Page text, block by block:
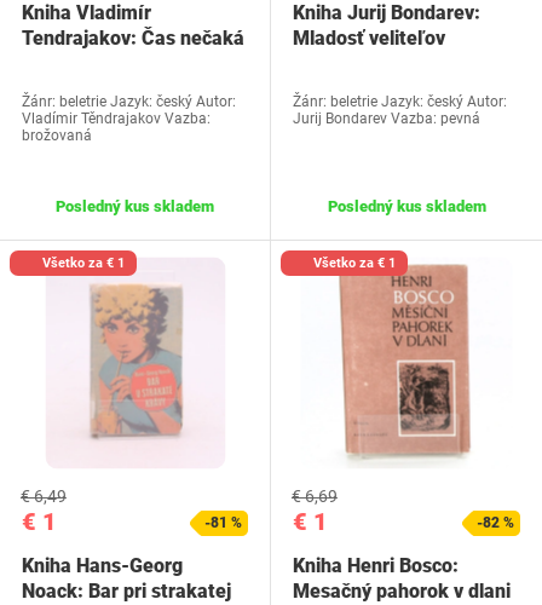
Kniha Vladimír
Tendrajakov: Čas nečaká
Žánr: beletrie Jazyk: český Autor:
Vladímir Těndrajakov Vazba:
brožovaná
Posledný kus skladem
Kniha Jurij Bondarev:
Mladosť veliteľov
Žánr: beletrie Jazyk: český Autor:
Jurij Bondarev Vazba: pevná
Posledný kus skladem
Všetko za € 1
€ 1
€ 6,49
-81 %
Kniha Hans-Georg
Noack: Bar pri strakatej
Všetko za € 1
€ 1
€ 6,69
-82 %
Kniha Henri Bosco:
Mesačný pahorok v dlani